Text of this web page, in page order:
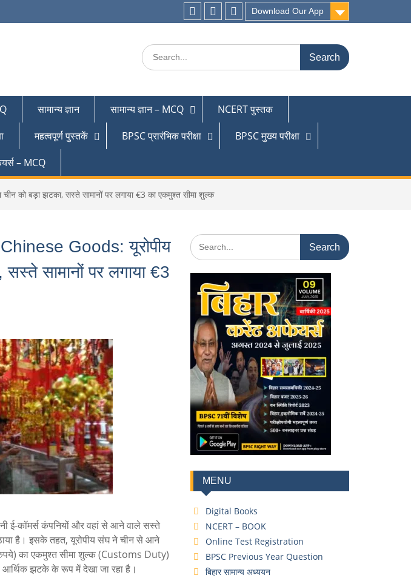
Download Our App
सामान्य ज्ञान सामान्य ज्ञान – MCQ
NCERT पुस्तक
महत्वपूर्ण पुस्तकें BPSC प्रारंभिक परीक्षा
BPSC मुख्य परीक्षा
– MCQ
को बड़ा झटका, सस्ते सामानों पर लगाया €3 का एकमुश्त सीमा शुल्क
Goods: यूरोपीय
सामानों पर लगाया €3
ई-कॉमर्स कंपनियों और वहां से आने वाले सस्ते
है। इसके तहत, यूरोपीय संघ ने चीन से आने
का एकमुश्त सीमा शुल्क (Customs Duty)
झटके के रूप में देखा जा रहा है।
MENU
Digital Books
NCERT – BOOK
Online Test Registration
BPSC Previous Year Question
बिहार सामान्य अध्ययन